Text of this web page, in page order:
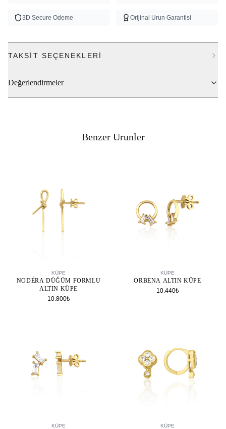
3D Secure Odeme Orijinal Urun Garantisi
TAKSIT SEÇENEKLERI
Değerlendirmeler
Benzer Urunler
KÜPE
NODÉRA DÜĞÜM FORMLU
ALTIN KÜPE
10.800₺
KÜPE
ORBENA ALTIN KÜPE
10.440₺
KÜPE KÜPE